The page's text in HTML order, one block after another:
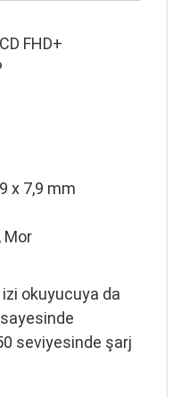
FHD+
x 7,9 mm
Mor
okuyucuya da
seviyesinde şarj